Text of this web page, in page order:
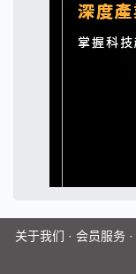
关于我们 · 会员服务·